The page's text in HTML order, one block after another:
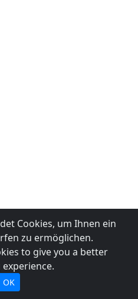
Cookies, um Ihnen ein
zu ermöglichen.
to give you a better
OK